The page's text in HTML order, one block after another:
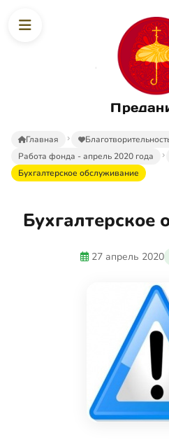
Главная
Работа фонда - апрель 2020 года
Бухгалтерское обслуживание
Бухгалтерское
27 апрель 2020